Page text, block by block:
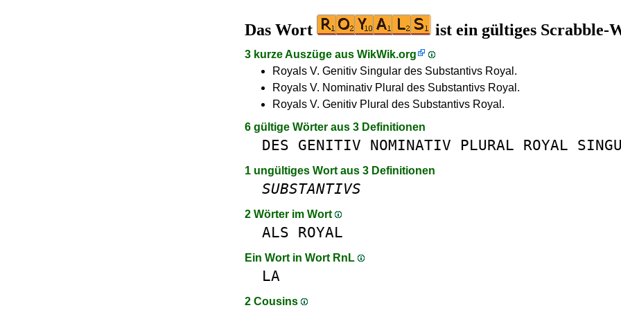
Das Wort ist ein gültiges Scrabble-
3 kurze Auszüge aus WikWik.org
Royals V. Genitiv Singular des Substantivs Royal.
Royals V. Nominativ Plural des Substantivs Royal.
Royals V. Genitiv Plural des Substantivs Royal.
6 gültige Wörter aus 3 Definitionen
DES GENITIV NOMINATIV PLURAL ROYAL
1 ungültiges Wort aus 3 Definitionen
SUBSTANTIVS
2 Wörter im Wort
ALS ROYAL
Ein Wort in Wort RnL
LA
2 Cousins